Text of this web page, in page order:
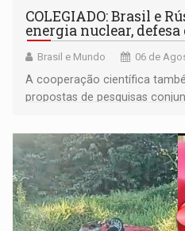
COLEGIADO: Brasil e
energia nuclear,
Brasil e Mundo 06 de
A cooperação científica
propostas de pesquisas